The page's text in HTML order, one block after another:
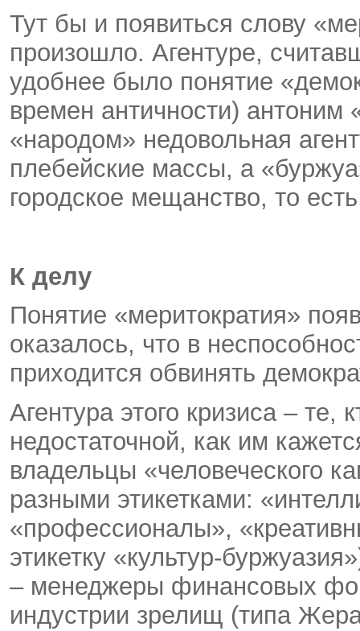
Тут бы и появиться слову
произошло. Агентуре,
удобнее было понятие
времен античности) антоним
«народом» недовольная
плебейские массы, а
городское мещанство, то
К делу
Понятие «меритократия»
оказалось, что в
приходится обвинять
Агентура этого кризиса – те,
недостаточной, как им
владельцы «человеческого
разными этикетками:
«профессионалы»,
этикетку «культур-
– менеджеры финансовых
индустрии зрелищ (типа